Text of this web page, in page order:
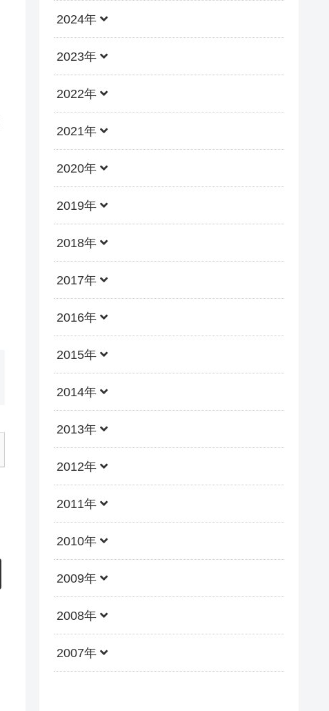
2024年
2023年
2022年
2021年
2020年
2019年
2018年
2017年
2016年
2015年
2014年
2013年
2012年
2011年
2010年
2009年
2008年
2007年